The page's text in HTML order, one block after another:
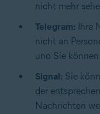
nicht mehr
Telegram: Ihre
nicht an
und Sie
Signal: Sie
der
Nachrichten